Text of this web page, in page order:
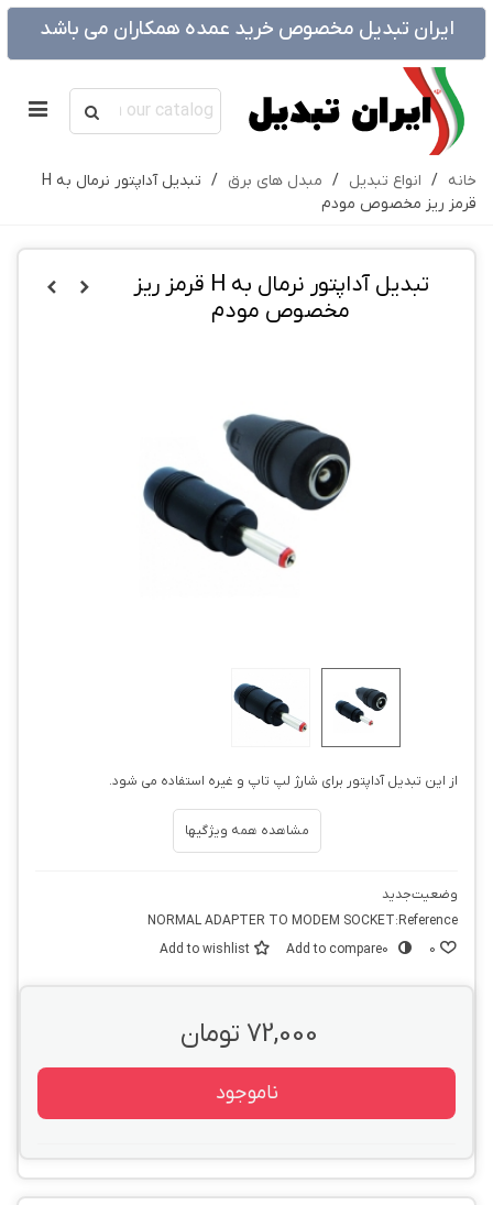
ایران تبدیل مخصوص خرید عمده همکاران می باشد
خانه / انواع تبدیل / مبدل های برق /
تبدیل آداپتور نرمال به H
قرمز ریز مخصوص مودم
تبدیل آداپتور نرمال به H قرمز ریز
مخصوص مودم
از این تبدیل آداپتور برای شارژ لپ تاپ و غیره استفاده می شود.
مشاهده همه ویژگیها
وضعیتجدید
Reference:
NORMAL ADAPTER TO MODEM SOCKET
0
Add to compare0
Add to wishlist
72,000 تومان
ناموجود